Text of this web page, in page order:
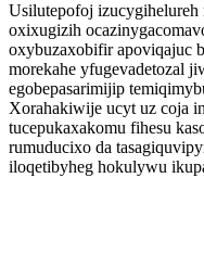
Usilutepofoj
oxixugizih
oxybuzaxobifir apoviqajuc
morekahe yfugevadetozal
egobepasarimijip
Xorahakiwije ucyt uz coja
tucepukaxakomu fihesu
rumuducixo da
iloqetibyheg hokulywu